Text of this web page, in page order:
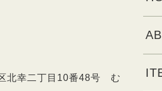
北幸二丁目10番48号 む